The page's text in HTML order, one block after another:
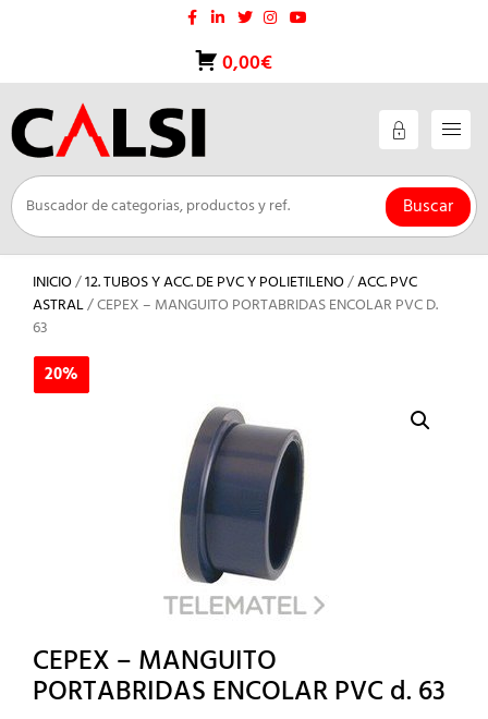
0,00€
Buscar
INICIO/12. TUBOS Y ACC. DE PVC Y POLIETILENO/ACC. PVC
ASTRAL/ CEPEX – MANGUITO PORTABRIDAS ENCOLAR PVC D.
63
20%
CEPEX – MANGUITO
PORTABRIDAS ENCOLAR PVC d. 63
20%